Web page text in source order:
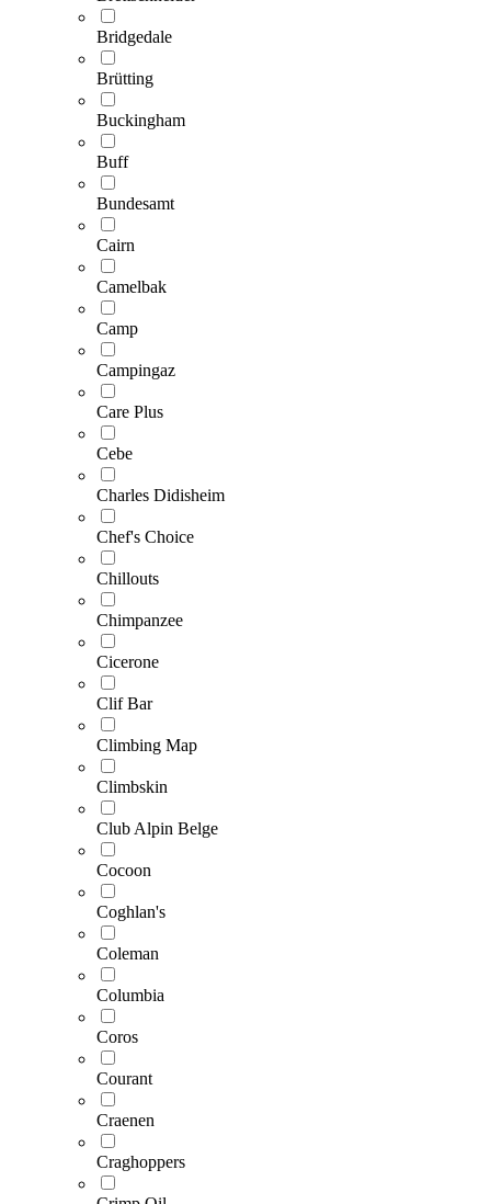
Bridgedale
Brütting
Buckingham
Buff
Bundesamt
Cairn
Camelbak
Camp
Campingaz
Care Plus
Cebe
Charles Didisheim
Chef's Choice
Chillouts
Chimpanzee
Cicerone
Clif Bar
Climbing Map
Climbskin
Club Alpin Belge
Cocoon
Coghlan's
Coleman
Columbia
Coros
Courant
Craenen
Craghoppers